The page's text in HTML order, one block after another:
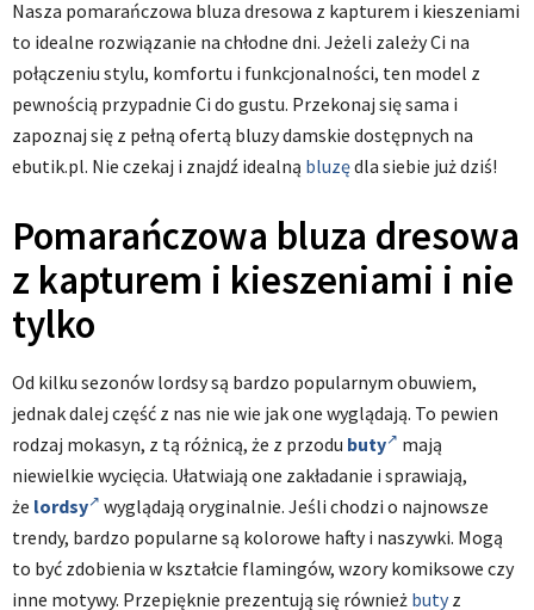
Nasza pomarańczowa bluza dresowa z kapturem i kieszeniami
to idealne rozwiązanie na chłodne dni. Jeżeli zależy Ci na
połączeniu stylu, komfortu i funkcjonalności, ten model z
pewnością przypadnie Ci do gustu. Przekonaj się sama i
zapoznaj się z pełną ofertą bluzy damskie dostępnych na
ebutik.pl. Nie czekaj i znajdź idealną bluzędla siebie już dziś!
Pomarańczowa bluza dresowa
z kapturem i kieszeniami i nie
tylko
Od kilku sezonów lordsy są bardzo popularnym obuwiem,
jednak dalej część z nas nie wie jak one wyglądają. To pewien
rodzaj mokasyn, z tą różnicą, że z przodu buty
mają
niewielkie wycięcia. Ułatwiają one zakładanie i sprawiają,
że lordsy
wyglądają oryginalnie. Jeśli chodzi o najnowsze
trendy, bardzo popularne są kolorowe hafty i naszywki. Mogą
to być zdobienia w kształcie flamingów, wzory komiksowe czy
inne motywy. Przepięknie prezentują się również butyz